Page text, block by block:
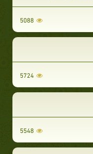
5088
5724
5548